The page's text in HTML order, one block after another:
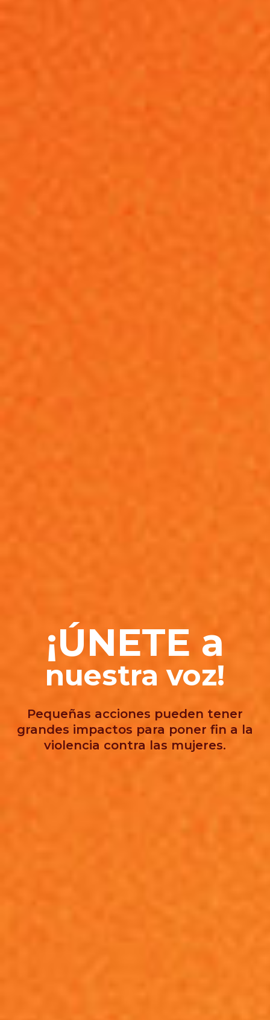
¡ÚNETE a
nuestra voz!
Pequeñas acciones pueden tener
grandes impactos para poner fin a la
violencia contra las mujeres.